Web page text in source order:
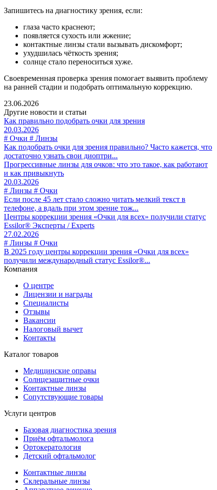
Запишитесь на диагностику зрения, если:
глаза часто краснеют;
появляется сухость или жжение;
контактные линзы стали вызывать дискомфорт;
ухудшилась чёткость зрения;
солнце стало переноситься хуже.
Своевременная проверка зрения помогает выявить проблему
на ранней стадии и подобрать оптимальную коррекцию.
23.06.2026
Другие новости и статьи
Как правильно подобрать очки для зрения
20.03.2026
# Очки # Линзы
Как подобрать очки для зрения правильно? Часто кажется, что
достаточно узнать свои диоптри...
Прогрессивные линзы для очков: что это такое, как работают
и как привыкнуть
20.03.2026
# Линзы # Очки
Если после 45 лет стало сложно читать мелкий текст в
телефоне, а вдаль при этом зрение тож...
Центры коррекции зрения «Очки для всех» получили статус
Essilor® Эксперты / Experts
27.02.2026
# Линзы # Очки
В 2025 году центры коррекции зрения «Очки для всех»
получили международный статус Essilor®...
Компания
О центре
Лицензии и награды
Специалисты
Отзывы
Вакансии
Налоговый вычет
Контакты
Каталог товаров
Медицинские оправы
Солнцезащитные очки
Контактные линзы
Сопутствующие товары
Услуги центров
Базовая диагностика зрения
Приём офтальмолога
Ортокератология
Детский офтальмолог
Контактные линзы
Склеральные линзы